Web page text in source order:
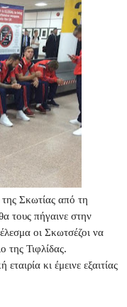
Σκωτίας από τη
τους πήγαινε στην
οι Σκωτσέζοι να
της Τιφλίδας.
κι έμεινε εξαιτίας